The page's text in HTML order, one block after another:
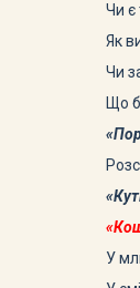
Чи є
Як
Чи
Що
У